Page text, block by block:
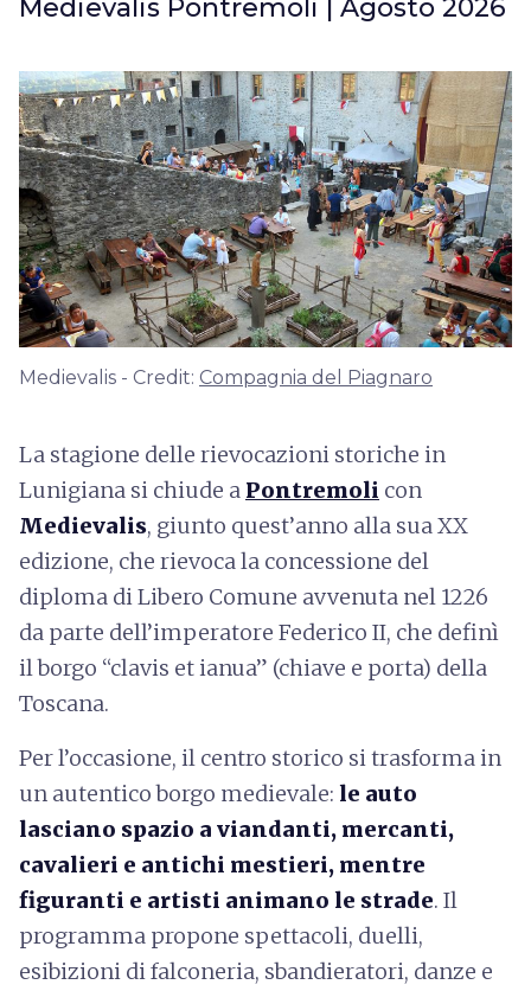
Medievalis Pontremoli | Agosto 2026
Medievalis - Credit: Compagnia del Piagnaro
La stagione delle rievocazioni storiche in
Lunigiana si chiude a Pontremoli con
Medievalis, giunto quest’anno alla sua XX
edizione, che rievoca la concessione del
diploma di Libero Comune avvenuta nel 1226
da parte dell’imperatore Federico II, che definì
il borgo “clavis et ianua” (chiave e porta) della
Toscana.
Per l’occasione, il centro storico si trasforma in
un autentico borgo medievale: le auto
lasciano spazio a viandanti, mercanti,
cavalieri e antichi mestieri, mentre
figuranti e artisti animano le strade. Il
programma propone spettacoli, duelli,
esibizioni di falconeria, sbandieratori, danze e